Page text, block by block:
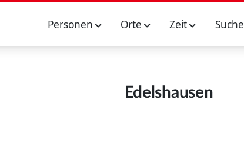
Personen Orte Zeit Suche
Edelshausen